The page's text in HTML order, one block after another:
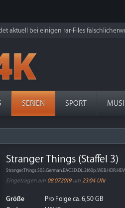
aktuell bei einigen rar-Files
SERIEN SPORT
Stranger Things (Staffel 3)
Eingetragen am 08.07.2019um 23:04 Uhr
Größe
Pro Folge ca. 6,50 GB